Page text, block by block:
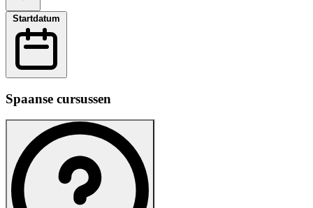
Startdatum
Spaanse cursussen